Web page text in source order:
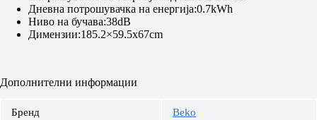
Дневна потрошувачка на енергија:0.7kWh
Ниво на бучава:38dB
Димензии:185.2×59.5x67cm
Дополнителни информации
Бренд Beko